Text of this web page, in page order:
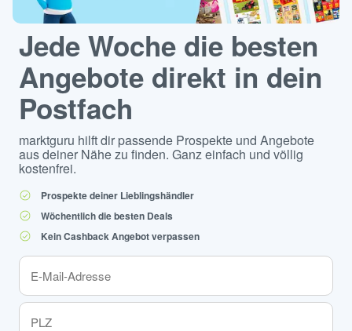
Jede Woche die besten
Angebote direkt in dein
Postfach
marktguru hilft dir passende Prospekte und Angebote
aus deiner Nähe zu finden. Ganz einfach und völlig
kostenfrei.
Prospekte deiner Lieblingshändler
Wöchentlich die besten Deals
Kein Cashback Angebot verpassen